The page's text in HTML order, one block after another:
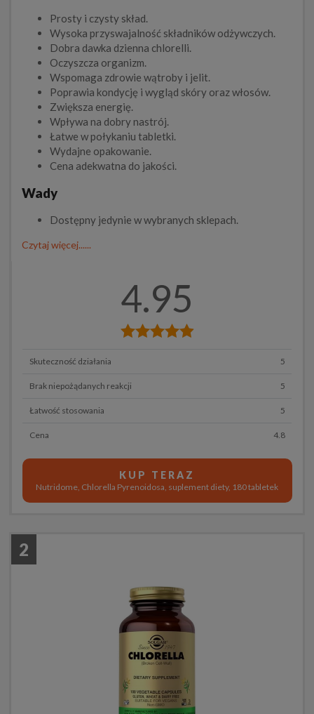
Prosty i czysty skład.
Wysoka przyswajalność składników odżywczych.
Dobra dawka dzienna chlorelli.
Oczyszcza organizm.
Wspomaga zdrowie wątroby i jelit.
Poprawia kondycję i wygląd skóry oraz włosów.
Zwiększa energię.
Wpływa na dobry nastrój.
Łatwe w połykaniu tabletki.
Wydajne opakowanie.
Cena adekwatna do jakości.
Wady
Dostępny jedynie w wybranych sklepach.
Czytaj więcej......
4.95
Skuteczność działania 5
Brak niepożądanych reakcji 5
Łatwość stosowania 5
Cena 4.8
KUP TERAZ
Nutridome, Chlorella Pyrenoidosa, suplement diety, 180 tabletek
2